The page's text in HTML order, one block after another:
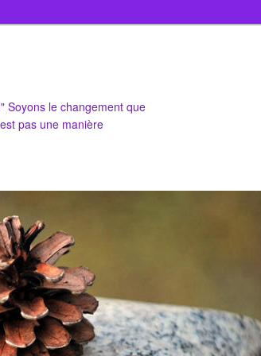
Soyons le changement que
pas une manière